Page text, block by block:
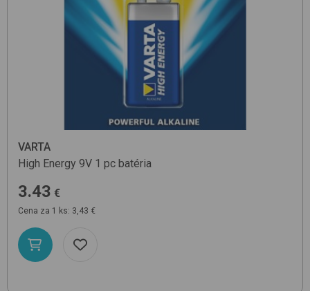
VARTA
High Energy 9V 1 pc batéria
3.43 €
Cena za 1 ks: 3,43 €